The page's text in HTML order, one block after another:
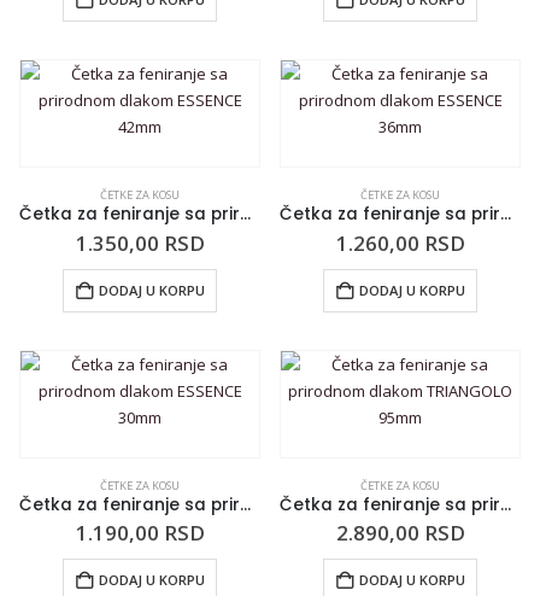
ČETKE ZA KOSU
Četka za feniranje sa prirodnom dlakom ESSENCE 42mm
1.350,00 RSD
DODAJ U KORPU
ČETKE ZA KOSU
Četka za feniranje sa prirodnom dlakom ESSENCE 36mm
1.260,00 RSD
DODAJ U KORPU
ČETKE ZA KOSU
Četka za feniranje sa prirodnom dlakom ESSENCE 30mm
1.190,00 RSD
DODAJ U KORPU
ČETKE ZA KOSU
Četka za feniranje sa prirodnom dlakom TRIANGOLO 95mm
2.890,00 RSD
DODAJ U KORPU